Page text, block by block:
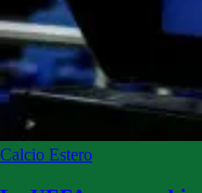
Calcio Estero